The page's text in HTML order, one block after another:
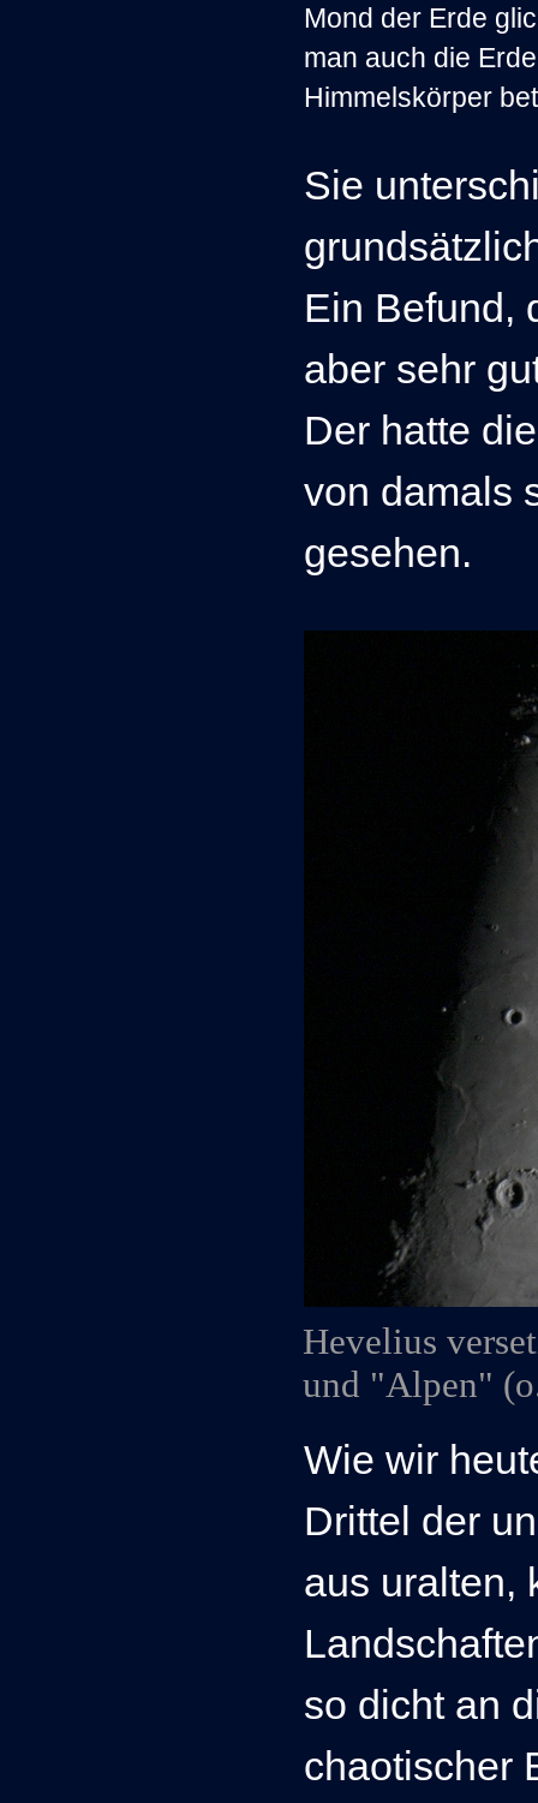
Mond der Erde
man auch die
Himmelskörper
Sie
Ein Befund,
aber sehr
Der hatte
von damals
gesehen.
Hevelius
und "Alpen"
Wie wir
Drittel der
aus uralten,
so dicht an
chaotischer